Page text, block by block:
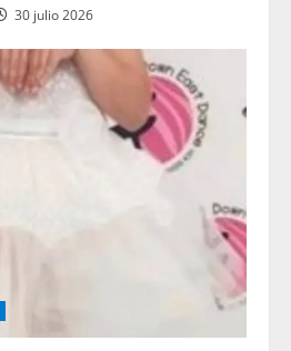
30 julio 2026